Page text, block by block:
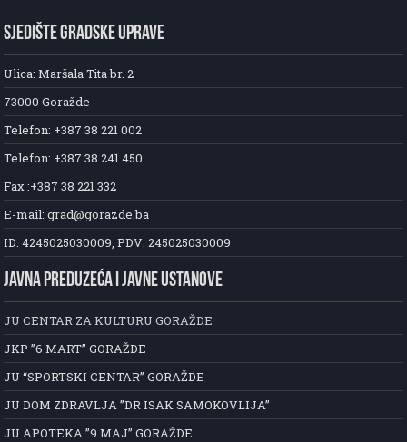
SJEDIŠTE GRADSKE UPRAVE
Ulica: Maršala Tita br. 2
73000 Goražde
Telefon: +387 38 221 002
Telefon: +387 38 241 450
Fax :+387 38 221 332
E-mail: grad@gorazde.ba
ID: 4245025030009, PDV: 245025030009
JAVNA PREDUZEĆA I JAVNE USTANOVE
JU CENTAR ZA KULTURU GORAŽDE
JKP ”6 MART” GORAŽDE
JU “SPORTSKI CENTAR” GORAŽDE
JU DOM ZDRAVLJA ”DR ISAK SAMOKOVLIJA”
JU APOTEKA ”9 MAJ” GORAŽDE